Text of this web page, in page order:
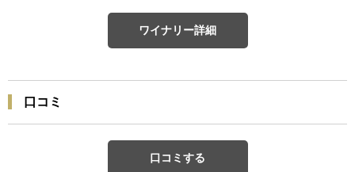
ワイナリー詳細
口コミ
口コミする